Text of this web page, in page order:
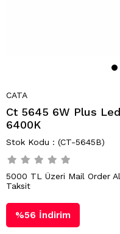
CATA
Ct 5645 6W Plus
6400K
(CT-5645B)
5000 TL Üzeri Mail Order
Taksit
%56 İndirim